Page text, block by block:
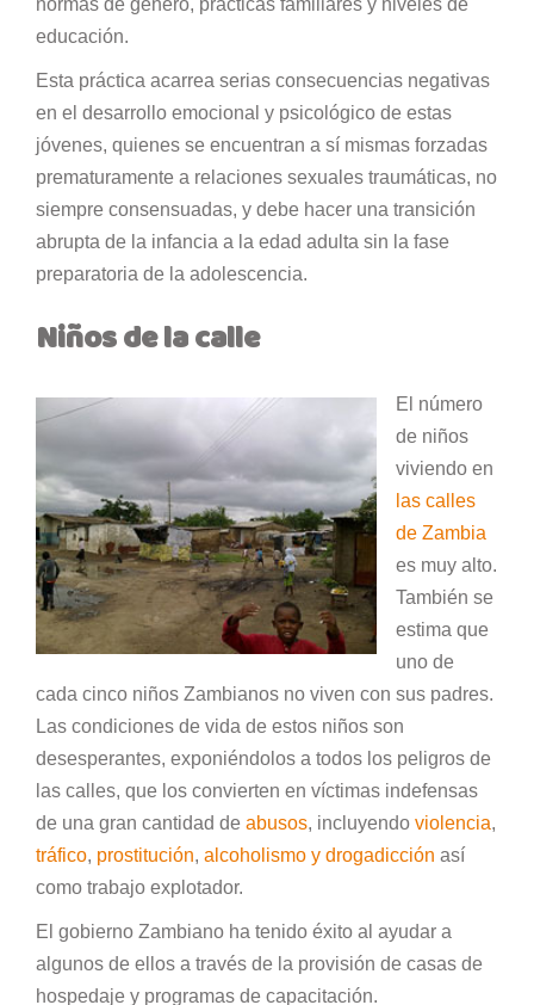
normas de género, prácticas familiares y niveles de
educación.
Esta práctica acarrea serias consecuencias negativas
en el desarrollo emocional y psicológico de estas
jóvenes, quienes se encuentran a sí mismas forzadas
prematuramente a relaciones sexuales traumáticas, no
siempre consensuadas, y debe hacer una transición
abrupta de la infancia a la edad adulta sin la fase
preparatoria de la adolescencia.
Niños de la calle
El número
de niños
viviendo en
las calles
de Zambia
es muy alto.
También se
estima que
uno de
cada cinco niños Zambianos no viven con sus padres.
Las condiciones de vida de estos niños son
desesperantes, exponiéndolos a todos los peligros de
las calles, que los convierten en víctimas indefensas
de una gran cantidad de abusos, incluyendo violencia,
tráfico, prostitución, alcoholismo y drogadicción así
como trabajo explotador.
El gobierno Zambiano ha tenido éxito al ayudar a
algunos de ellos a través de la provisión de casas de
hospedaje y programas de capacitación.